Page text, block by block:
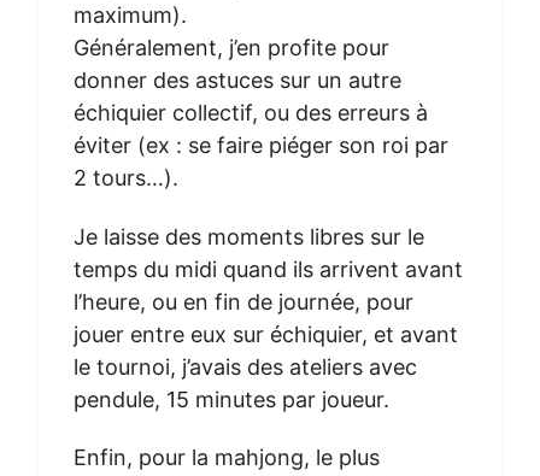
maximum).
Généralement, j’en profite pour
donner des astuces sur un autre
échiquier collectif, ou des erreurs à
éviter (ex : se faire piéger son roi par
2 tours…).
Je laisse des moments libres sur le
temps du midi quand ils arrivent avant
l’heure, ou en fin de journée, pour
jouer entre eux sur échiquier, et avant
le tournoi, j’avais des ateliers avec
pendule, 15 minutes par joueur.
Enfin, pour la mahjong, le plus